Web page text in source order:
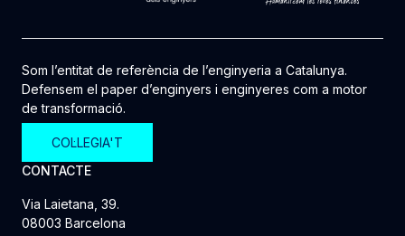
Som l’entitat de referència de l’enginyeria a Catalunya.
Defensem el paper d’enginyers i enginyeres com a motor
de transformació.
COL·LEGIA'T
CONTACTE
Via Laietana, 39.
08003 Barcelona